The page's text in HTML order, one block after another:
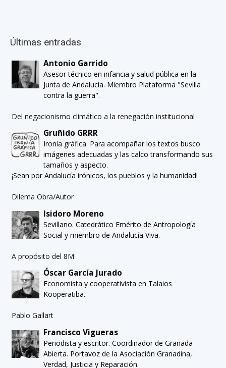
Últimas entradas
Antonio Garrido
Asesor técnico en infancia y salud pública en la
Junta de Andalucía. Miembro Plataforma "Sevilla
contra la guerra".
Del negacionismo climático a la renegación institucional
Gruñido GRRR
Ironía gráfica. Para acompañar los textos busco
imágenes adecuadas y las calco transformando sus
tamaños y aspecto.
¡Sean por Andalucía irónicos, los pueblos y la humanidad!
Dilema Obra/Autor
Isidoro Moreno
Sevillano. Catedrático Emérito de Antropología
Social y miembro de Andalucía Viva.
A propósito del 8M
Óscar García Jurado
Economista y cooperativista en Talaios
Kooperatiba.
Pablo Gallart
Francisco Vigueras
Periodista y escritor. Coordinador de Granada
Abierta. Portavoz de la Asociación Granadina,
Verdad, Justicia y Reparación.